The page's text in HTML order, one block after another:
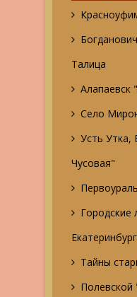
Талица
Алапаевск
Село
Усть Утка,
Чусовая"
Городские
Тайны